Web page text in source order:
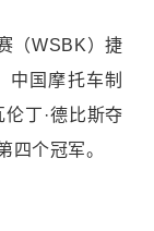
（WSBK）捷
中国摩托车制
丁·德比斯夺
四个冠军。